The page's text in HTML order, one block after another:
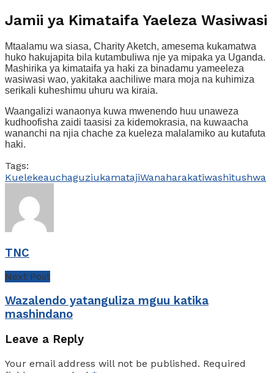
Jamii ya Kimataifa Yaeleza Wasiwasi
Mtaalamu wa siasa, Charity Aketch, amesema kukamatwa
huko hakujapita bila kutambuliwa nje ya mipaka ya Uganda.
Mashirika ya kimataifa ya haki za binadamu yameeleza
wasiwasi wao, yakitaka aachiliwe mara moja na kuhimiza
serikali kuheshimu uhuru wa kiraia.
Waangalizi wanaonya kuwa mwenendo huu unaweza
kudhoofisha zaidi taasisi za kidemokrasia, na kuwaacha
wananchi na njia chache za kueleza malalamiko au kutafuta
haki.
Tags:
KuelekeauchaguziukamatajiWanaharakatiwashitushwa
TNC
Next Post
Wazalendo yatanguliza mguu katika
mashindano
Leave a Reply
Your email address will not be published. Required